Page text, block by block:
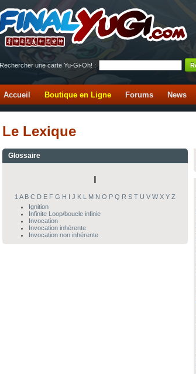
Rechercher une carte Yu-Gi-Oh! :
Accueil Boutique en Ligne Forums News
Le Lexique
Glossaire
I
1 A B C D E F G H J K M N O P Q R S T U V W X Y Z
Ignition
Infinite Loop/boucle infinie
Invocation
Invocation inhérente
Invocation non inhérente